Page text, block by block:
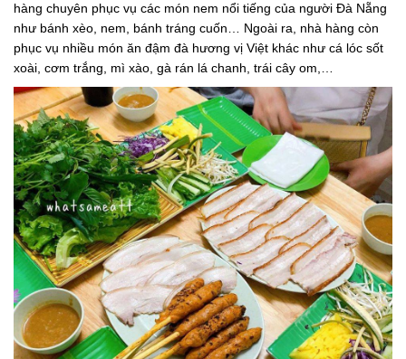
hàng chuyên phục vụ các món nem nổi tiếng của người Đà Nẵng
như bánh xèo, nem, bánh tráng cuốn… Ngoài ra, nhà hàng còn
phục vụ nhiều món ăn đậm đà hương vị Việt khác như cá lóc sốt
xoài, cơm trắng, mì xào, gà rán lá chanh, trái cây om,…